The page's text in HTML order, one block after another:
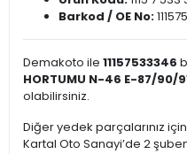
Barkod / OE No:
Demakoto ile 11157533346
HORTUMU N-46 E-87/90/
olabilirsiniz.
Diğer yedek parçalarınız
Kartal Oto Sanayi’de 2